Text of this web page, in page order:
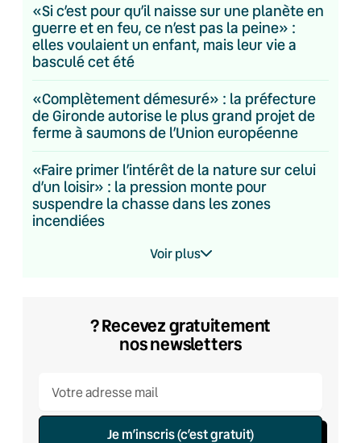
«Si c’est pour qu’il naisse sur une planète en
guerre et en feu, ce n’est pas la peine» :
elles voulaient un enfant, mais leur vie a
basculé cet été
«Complètement démesuré» : la préfecture
de Gironde autorise le plus grand projet de
ferme à saumons de l’Union européenne
«Faire primer l’intérêt de la nature sur celui
d’un loisir» : la pression monte pour
suspendre la chasse dans les zones
incendiées
Voir plus
? Recevez gratuitement
nos newsletters
Je m’inscris (c’est gratuit)